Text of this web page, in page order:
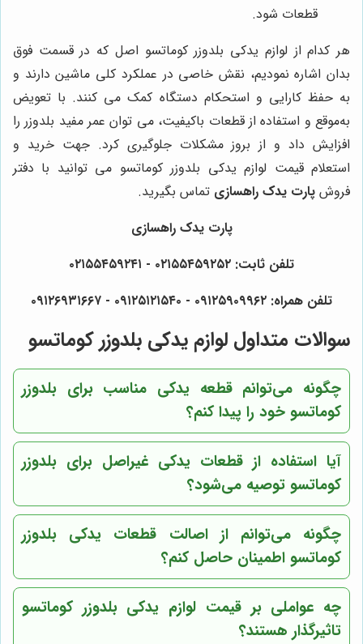
قطعات شود.
هر کدام از لوازم یدکی بلدوزر کوماتسو اصل که در قسمت فوق
بدان اشاره نمودیم، نقش خاصی در عملکرد کلی ماشین دارند و
به حفظ کارایی و استحکام دستگاه کمک می کنند. با تعویض
به‌موقع و استفاده از قطعات باکیفیت، می توان عمر مفید بلدوزر را
افزایش داد و از بروز مشکلات جلوگیری کرد. جهت خرید و
استعلام قیمت لوازم یدکی بلدوزر کوماتسو می توانید با دفتر
فروش پارت یدک راهسازی تماس بگیرید.
پارت یدک راهسازی
تلفن ثابت: ۰۲۱۵۵۴۵۹۲۵۲ - ۰۲۱۵۵۴۵۹۲۴۱
تلفن همراه: ۰۹۱۲۵۹۰۹۹۶۲ - ۰۹۱۲۵۱۲۱۵۴۰ - ۰۹۱۲۶۹۳۱۶۶۷
سوالات متداول لوازم یدکی بلدوزر کوماتسو
چگونه می‌توانم قطعه یدکی مناسب برای بلدوزر
کوماتسو خود را پیدا کنم؟
آیا استفاده از قطعات یدکی غیراصل برای بلدوزر
کوماتسو توصیه می‌شود؟
چگونه می‌توانم از اصالت قطعات یدکی بلدوزر
کوماتسو اطمینان حاصل کنم؟
چه عواملی بر قیمت لوازم یدکی بلدوزر کوماتسو
تاثیرگذار هستند؟